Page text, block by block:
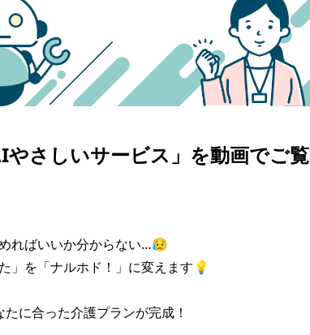
やさしいサービス」を動画でご
ればいいか分からない…😥
」を「ナルホド！」に変えます💡
に合った介護プランが完成！